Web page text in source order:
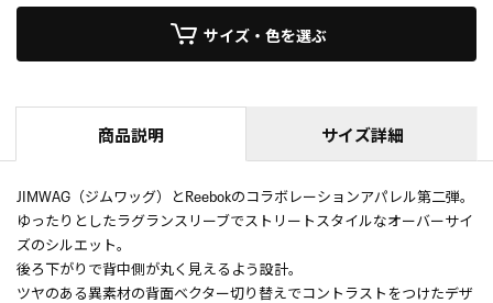
サイズ・色を選ぶ
商品説明 サイズ詳細
JIMWAG（ジムワッグ）とReebokのコラボレーションアパレル第二弾。
ゆったりとしたラグランスリーブでストリートスタイルなオーバーサイ
ズのシルエット。
後ろ下がりで背中側が丸く見えるよう設計。
ツヤのある異素材の背面ベクター切り替えでコントラストをつけたデザ